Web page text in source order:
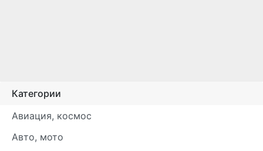
Категории
Авиация, космос
Авто, мото